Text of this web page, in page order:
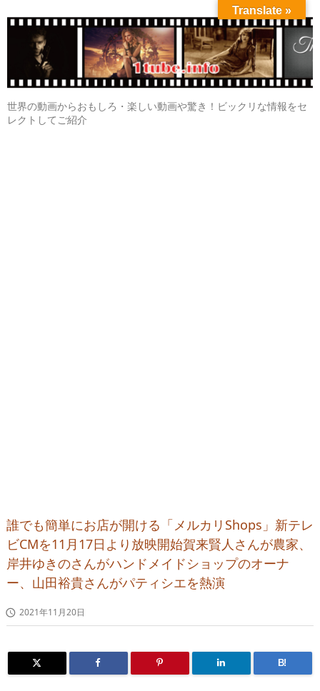
世界の動画からおもしろ・楽しい動画や驚き！ビックリな情報をセ
レクトしてご紹介
誰でも簡単にお店が開ける「メルカリShops」新テレ
ビCMを11月17日より放映開始賀来賢人さんが農家、
岸井ゆきのさんがハンドメイドショップのオーナ
ー、山田裕貴さんがパティシエを熱演
 2021年11月20日
B!
Translate »